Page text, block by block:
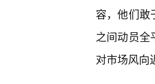
容，他们敢
之间动员全
对市场风向